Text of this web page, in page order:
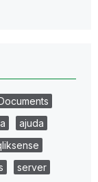
ajuda
server